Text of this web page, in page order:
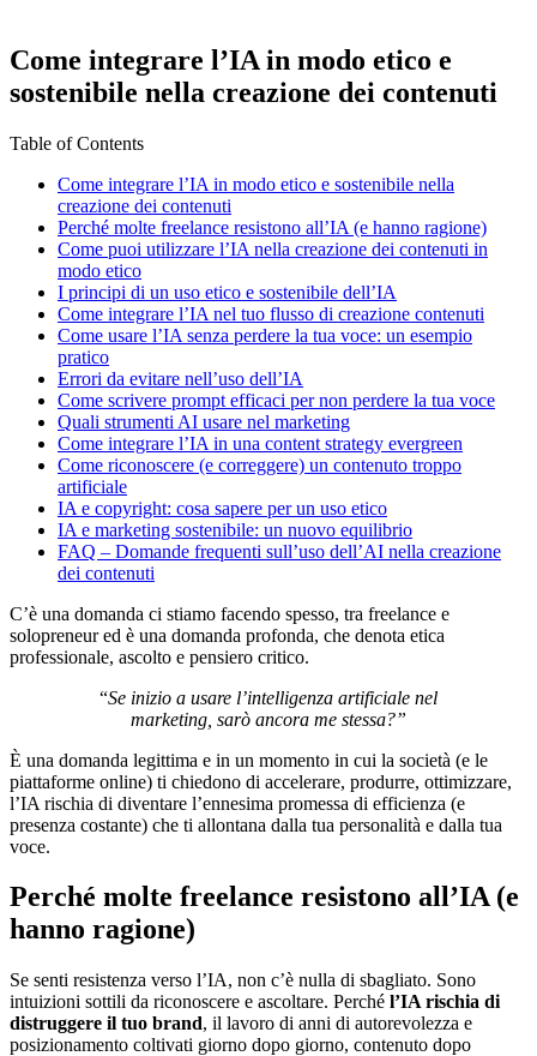
Come integrare l’IA in modo etico e
sostenibile nella creazione dei contenuti
Table of Contents
Come integrare l’IA in modo etico e sostenibile nella
creazione dei contenuti
Perché molte freelance resistono all’IA (e hanno ragione)
Come puoi utilizzare l’IA nella creazione dei contenuti in
modo etico
I principi di un uso etico e sostenibile dell’IA
Come integrare l’IA nel tuo flusso di creazione contenuti
Come usare l’IA senza perdere la tua voce: un esempio
pratico
Errori da evitare nell’uso dell’IA
Come scrivere prompt efficaci per non perdere la tua voce
Quali strumenti AI usare nel marketing
Come integrare l’IA in una content strategy evergreen
Come riconoscere (e correggere) un contenuto troppo
artificiale
IA e copyright: cosa sapere per un uso etico
IA e marketing sostenibile: un nuovo equilibrio
FAQ – Domande frequenti sull’uso dell’AI nella creazione
dei contenuti
C’è una domanda ci stiamo facendo spesso, tra freelance e
solopreneur ed è una domanda profonda, che denota etica
professionale, ascolto e pensiero critico.
“Se inizio a usare l’intelligenza artificiale nel
marketing, sarò ancora me stessa?”
È una domanda legittima e in un momento in cui la società (e le
piattaforme online) ti chiedono di accelerare, produrre, ottimizzare,
l’IA rischia di diventare l’ennesima promessa di efficienza (e
presenza costante) che ti allontana dalla tua personalità e dalla tua
voce.
Perché molte freelance resistono all’IA (e
hanno ragione)
Se senti resistenza verso l’IA, non c’è nulla di sbagliato. Sono
intuizioni sottili da riconoscere e ascoltare. Perché l’IA rischia di
distruggere il tuo brand, il lavoro di anni di autorevolezza e
posizionamento coltivati giorno dopo giorno, contenuto dopo